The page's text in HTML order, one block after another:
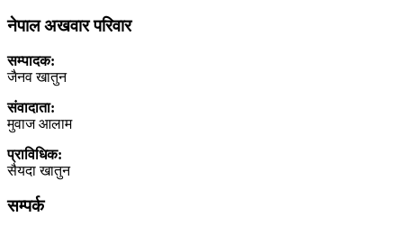
नेपाल अखवार परिवार
सम्पादक:
जैनव खातुन
संवादाता:
मुवाज आलाम
प्राविधिक:
सैयदा खातुन
सम्पर्क